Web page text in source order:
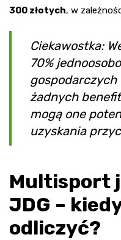
300 złotych, w
Ciekawostka:
70%
gospodarczych
żadnych
mogą one
uzyskania
Multisport
JDG –
odliczyć?